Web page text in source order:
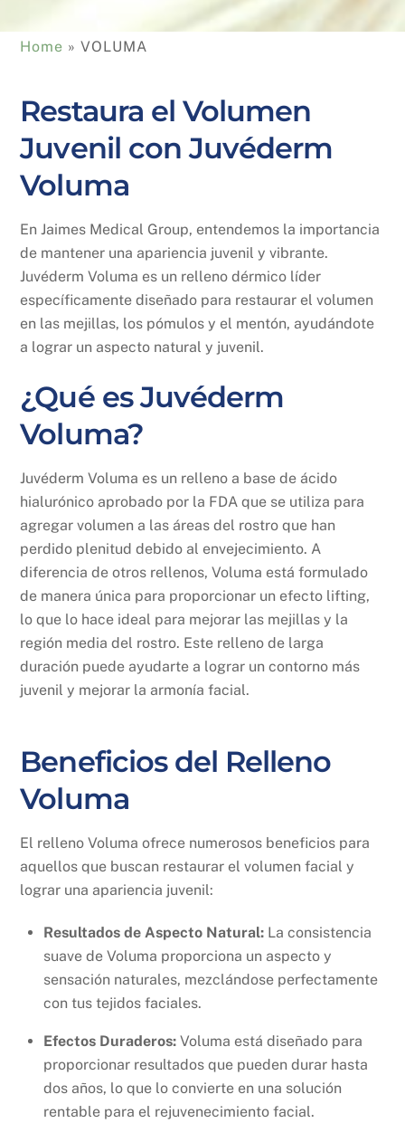
Home » VOLUMA
Restaura el Volumen
Juvenil con Juvéderm
Voluma
En Jaimes Medical Group, entendemos la importancia
de mantener una apariencia juvenil y vibrante.
Juvéderm Voluma es un relleno dérmico líder
específicamente diseñado para restaurar el volumen
en las mejillas, los pómulos y el mentón, ayudándote
a lograr un aspecto natural y juvenil.
¿Qué es Juvéderm
Voluma?
Juvéderm Voluma es un relleno a base de ácido
hialurónico aprobado por la FDA que se utiliza para
agregar volumen a las áreas del rostro que han
perdido plenitud debido al envejecimiento. A
diferencia de otros rellenos, Voluma está formulado
de manera única para proporcionar un efecto lifting,
lo que lo hace ideal para mejorar las mejillas y la
región media del rostro. Este relleno de larga
duración puede ayudarte a lograr un contorno más
juvenil y mejorar la armonía facial.
Beneficios del Relleno
Voluma
El relleno Voluma ofrece numerosos beneficios para
aquellos que buscan restaurar el volumen facial y
lograr una apariencia juvenil:
Resultados de Aspecto Natural: La consistencia
suave de Voluma proporciona un aspecto y
sensación naturales, mezclándose perfectamente
con tus tejidos faciales.
Efectos Duraderos: Voluma está diseñado para
proporcionar resultados que pueden durar hasta
dos años, lo que lo convierte en una solución
rentable para el rejuvenecimiento facial.